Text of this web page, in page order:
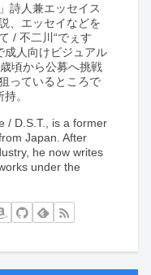
詩人兼エッセイス
、エッセイなどを
/ 不二川“でぇす
成人向けビジュアル
頃から公募へ挑戦
っているところで
。
/ D.S.T., is a former
Japan. After
he now writes
under the